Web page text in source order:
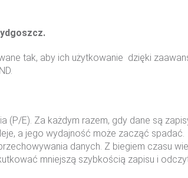
tak, aby ich użytkowanie dzięki
E). Za każdym razem, gdy dane są
a jego wydajność może zacząć spadać.
danych. Z biegiem czasu
mniejszą szybkością zapisu i